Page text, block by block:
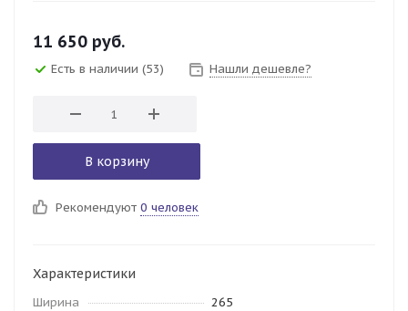
11 650 руб.
Есть в наличии (53) Нашли дешевле?
В корзину
Рекомендуют 0 человек
Характеристики
Ширина
265